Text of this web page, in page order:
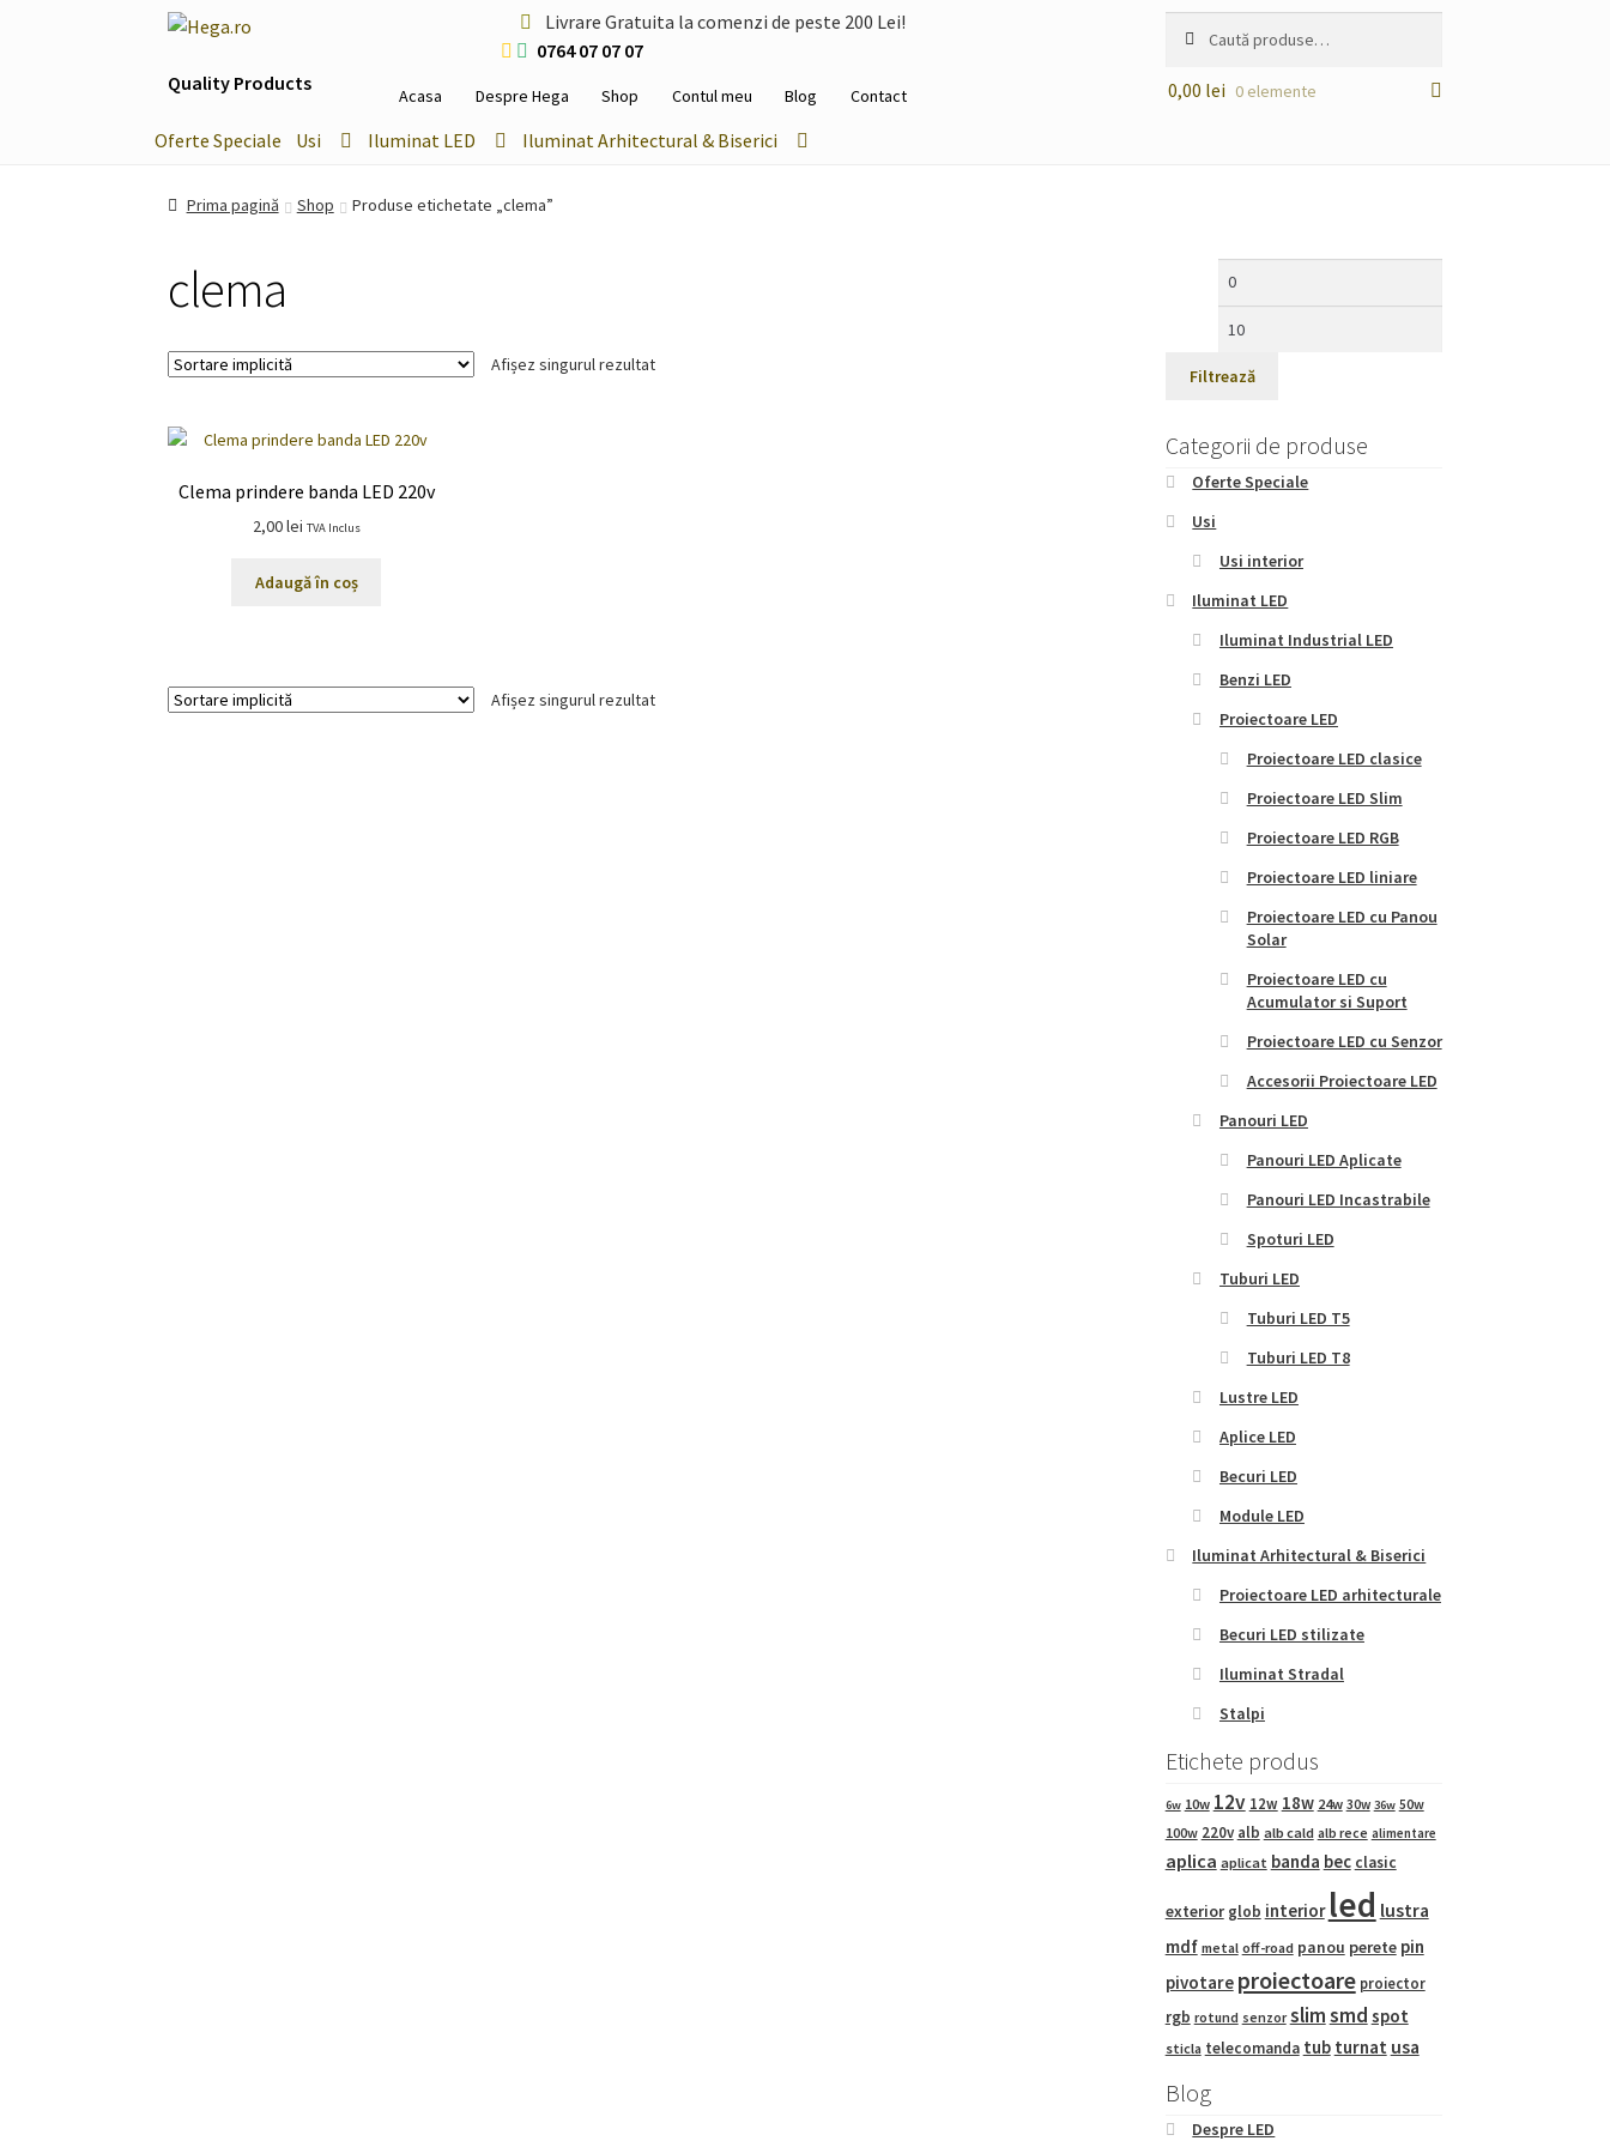
Sari
navigare
Sari
conținut
Livrare Gratuita la comenzi de peste 200 Lei!
după:
Quality Products
0764 07 07 07
Acasa Despre Hega Shop Contul meu Blog Contact 0,00 lei 0 elemente
Oferte Speciale Usi Iluminat LED Iluminat Arhitectural & Biserici
Prima pagină Shop Produse etichetate „clema”
clema
Afișez singurul rezultat
Clema prindere banda LED 220v
2,00lei TVA Inclus
Adaugă în coș
Afișez singurul rezultat
Preț
Filtrează
Categorii de produse
Oferte Speciale
Usi
Usi interior
Iluminat LED
Iluminat Industrial LED
Benzi LED
Proiectoare LED
Proiectoare LED clasice
Proiectoare LED Slim
Proiectoare LED RGB
Proiectoare LED liniare
Proiectoare LED cu Panou
Solar
Proiectoare LED cu
Acumulator si Suport
Proiectoare LED cu Senzor
Accesorii Proiectoare LED
Panouri LED
Panouri LED Aplicate
Panouri LED Incastrabile
Spoturi LED
Tuburi LED
Tuburi LED T5
Tuburi LED T8
Lustre LED
Aplice LED
Becuri LED
Module LED
Iluminat Arhitectural & Biserici
Proiectoare LED arhitecturale
Becuri LED stilizate
Iluminat Stradal
Stalpi
Etichete produs
6w 10w 12v 12w 18w 24w 30w 36w 50w
100w 220v alb alb cald alb rece alimentare
aplica aplicat banda bec clasic
exterior glob interior led lustra
mdf metal off-road panou perete pin
pivotare proiectoare proiector
rgb rotund senzor slimsmd spot
sticla telecomanda tub turnat usa
Blog
Despre LED